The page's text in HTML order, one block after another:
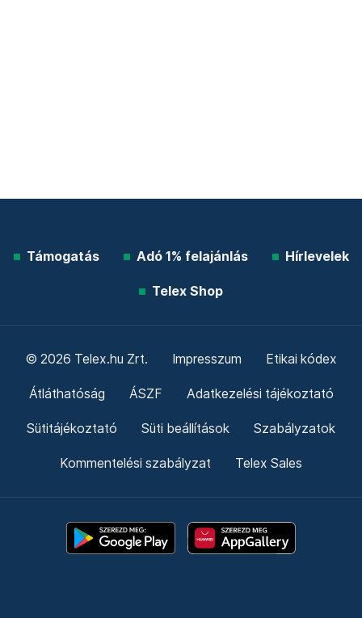
Támogatás Adó 1% felajánlás Hírlevelek
Telex Shop
© 2026 Telex.hu Zrt. Impresszum Etikai kódex
Átláthatóság ÁSZF Adatkezelési tájékoztató
Sütitájékoztató Süti beállítások Szabályzatok
Kommentelési szabályzat Telex Sales